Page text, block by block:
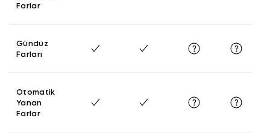
Farlar
Gündüz
Farları
Otomatik
Yanan
Farlar